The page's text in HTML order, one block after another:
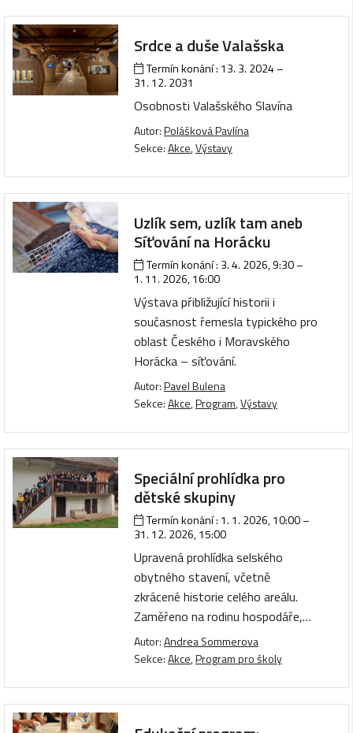
Srdce a duše Valašska
Termín konání : 13. 3. 2024–
31. 12. 2031
Osobnosti Valašského Slavína
Autor:Polášková Pavlína
Sekce:Akce,Výstavy
Uzlík sem, uzlík tam aneb
Síťování na Horácku
Termín konání : 3. 4. 2026, 9:30–
1. 11. 2026, 16:00
Výstava přibližující historii i
současnost řemesla typického pro
oblast Českého i Moravského
Horácka – síťování.
Autor:Pavel Bulena
Sekce:Akce,Program,Výstavy
Speciální prohlídka pro
dětské skupiny
Termín konání : 1. 1. 2026, 10:00–
31. 12. 2026, 15:00
Upravená prohlídka selského
obytného stavení, včetně
zkrácené historie celého areálu.
Zaměřeno na rodinu hospodáře,…
Autor:Andrea Sommerova
Sekce:Akce,Program pro školy